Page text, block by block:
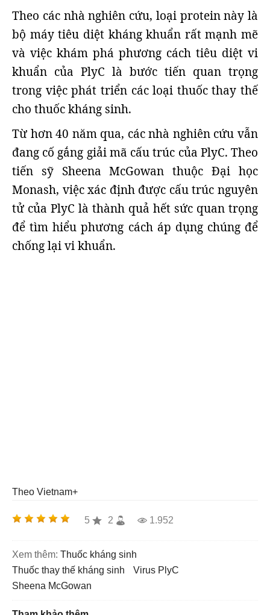
Theo các nhà nghiên cứu, loại protein này là
bộ máy tiêu diệt kháng khuẩn rất mạnh mẽ
và việc khám phá phương cách tiêu diệt vi
khuẩn của PlyC là bước tiến quan trọng
trong việc phát triển các loại thuốc thay thế
cho thuốc kháng sinh.
Từ hơn 40 năm qua, các nhà nghiên cứu vẫn
đang cố gắng giải mã cấu trúc của PlyC. Theo
tiến sỹ Sheena McGowan thuộc Đại học
Monash, việc xác định được cấu trúc nguyên
tử của PlyC là thành quả hết sức quan trọng
để tìm hiểu phương cách áp dụng chúng để
chống lại vi khuẩn.
Theo Vietnam+
5 2 1.952
Xem thêm:
thuốc kháng sinh
thuốc thay thế kháng sinh
virus PlyC
Sheena McGowan